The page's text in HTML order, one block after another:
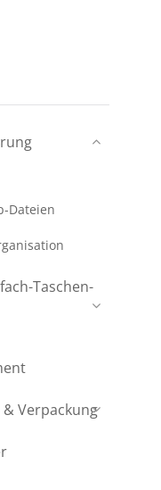
Dateien
Taschen-
Verpackung